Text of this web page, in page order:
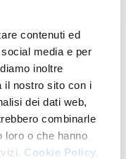
contenuti ed
media e per
inoltre
il nostro sito con i
dei dati web,
combinarle
loro o che hanno
Cookie Policy.
ambiti.
la conoscenza e
dizionari del
di
rivolti in
dell’università.
al Dipartimento di